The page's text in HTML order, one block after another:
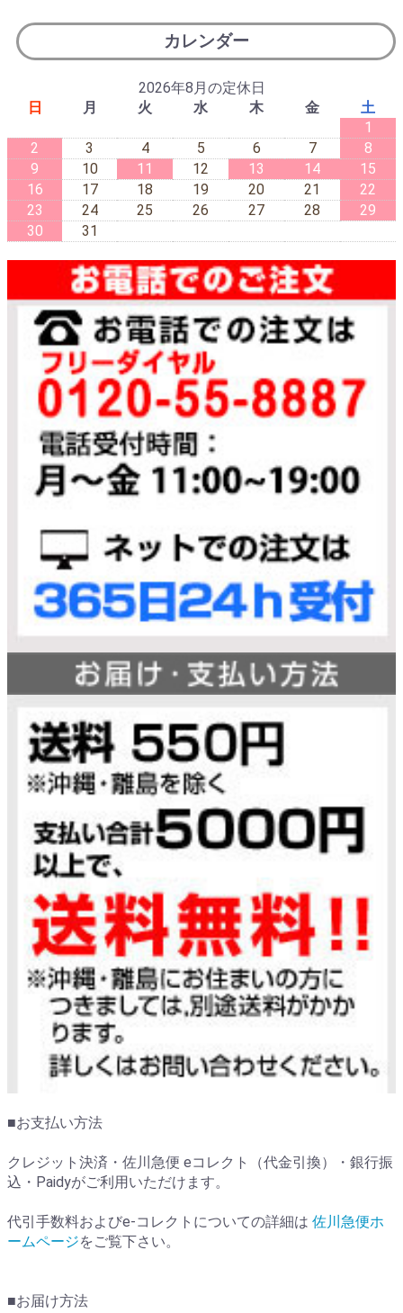
カレンダー
2026年8月の定休日
日
月 火 水 木 金
土
1
2
3 4 5 6 7
8
9
10 11 12 13 14
15
16
17 18 19 20 21
22
23
24 25 26 27 28
29
30
31
■お支払い方法
クレジット決済・佐川急便 eコレクト（代金引換）・銀行振
込・Paidyがご利用いただけます。
代引手数料およびe-コレクトについての詳細は 佐川急便ホ
ームページをご覧下さい。
■お届け方法